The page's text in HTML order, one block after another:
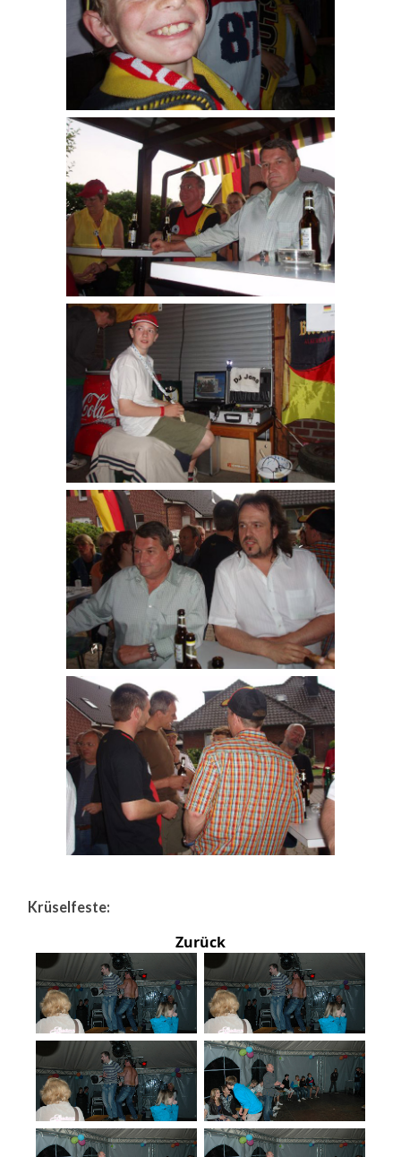
Krüselfeste:
Zurück